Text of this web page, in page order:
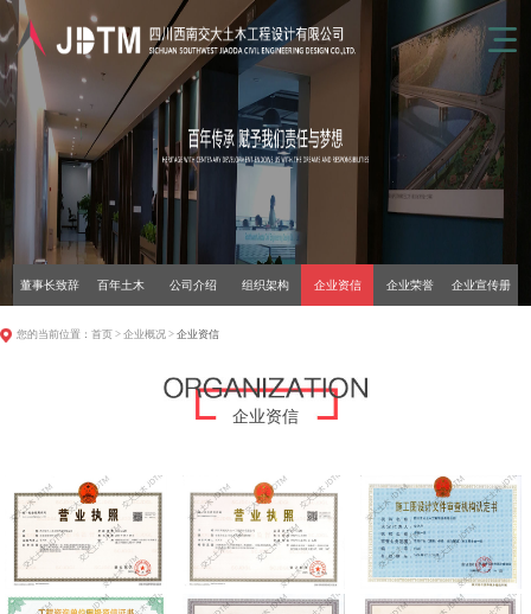
董事长致辞 百年土木 公司介绍 组织架构 企业资信 企业荣誉 企业宣传册
您的当前位置： 首页> 企业概况> 企业资信
企业资信